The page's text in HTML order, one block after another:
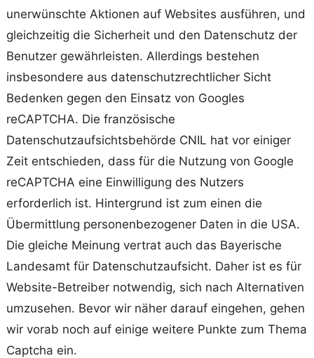
unerwünschte Aktionen auf Websites ausführen, und
gleichzeitig die Sicherheit und den Datenschutz der
Benutzer gewährleisten. Allerdings bestehen
insbesondere aus datenschutzrechtlicher Sicht
Bedenken gegen den Einsatz von Googles
reCAPTCHA. Die französische
Datenschutzaufsichtsbehörde CNIL hat vor einiger
Zeit entschieden, dass für die Nutzung von Google
reCAPTCHA eine Einwilligung des Nutzers
erforderlich ist. Hintergrund ist zum einen die
Übermittlung personenbezogener Daten in die USA.
Die gleiche Meinung vertrat auch das Bayerische
Landesamt für Datenschutzaufsicht. Daher ist es für
Website-Betreiber notwendig, sich nach Alternativen
umzusehen. Bevor wir näher darauf eingehen, gehen
wir vorab noch auf einige weitere Punkte zum Thema
Captcha ein.